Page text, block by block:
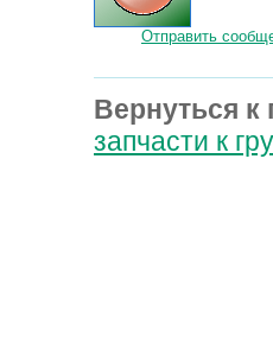
Отправить
Вернуться к
запчасти к